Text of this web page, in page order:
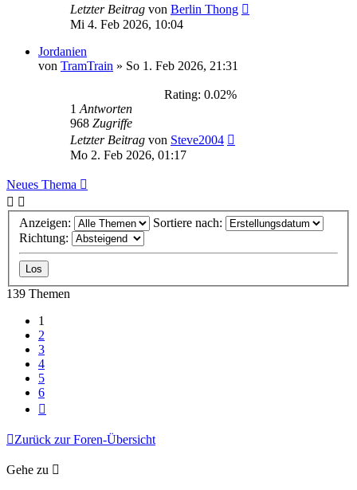
Letzter Beitrag von Berlin Thong
Mi 4. Feb 2026, 10:04
Jordanien
von TramTrain » So 1. Feb 2026, 21:31
Rating: 0.02%
1 Antworten
968 Zugriffe
Letzter Beitrag von Steve2004
Mo 2. Feb 2026, 01:17
Neues Thema
Anzeigen:
Sortiere nach:
Richtung:
139 Themen
1
2
3
4
5
6
Zurück zur Foren-Übersicht
Gehe zu